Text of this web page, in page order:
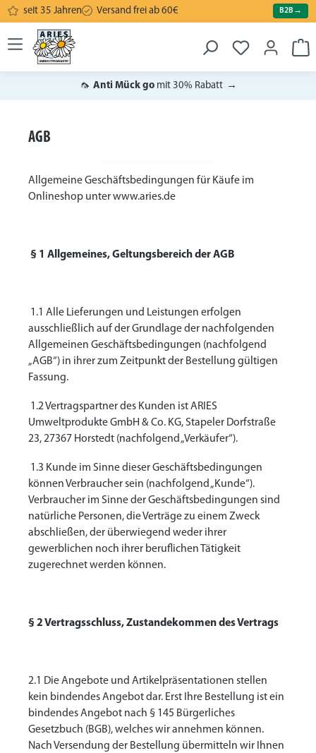
springen
seit 35 Jahren Versand frei ab 60€ B2B→
🦟 Anti Mück go mit 30% Rabatt →
AGB
Allgemeine Geschäftsbedingungen für Käufe im
Onlineshop unter www.aries.de
§ 1 Allgemeines, Geltungsbereich der AGB
1.1 Alle Lieferungen und Leistungen erfolgen
ausschließlich auf der Grundlage der nachfolgenden
Allgemeinen Geschäftsbedingungen (nachfolgend
„AGB“) in ihrer zum Zeitpunkt der Bestellung gültigen
Fassung.
1.2 Vertragspartner des Kunden ist ARIES
Umweltprodukte GmbH & Co. KG, Stapeler Dorfstraße
23, 27367 Horstedt (nachfolgend „Verkäufer“).
1.3 Kunde im Sinne dieser Geschäftsbedingungen
können Verbraucher sein (nachfolgend „Kunde“).
Verbraucher im Sinne der Geschäftsbedingungen sind
natürliche Personen, die Verträge zu einem Zweck
abschließen, der überwiegend weder ihrer
gewerblichen noch ihrer beruflichen Tätigkeit
zugerechnet werden können.
§ 2 Vertragsschluss, Zustandekommen des Vertrags
2.1 Die Angebote und Artikelpräsentationen stellen
kein bindendes Angebot dar. Erst Ihre Bestellung ist ein
bindendes Angebot nach § 145 Bürgerliches
Gesetzbuch (BGB), welches wir annehmen können.
Nach Versendung der Bestellung übermitteln wir Ihnen